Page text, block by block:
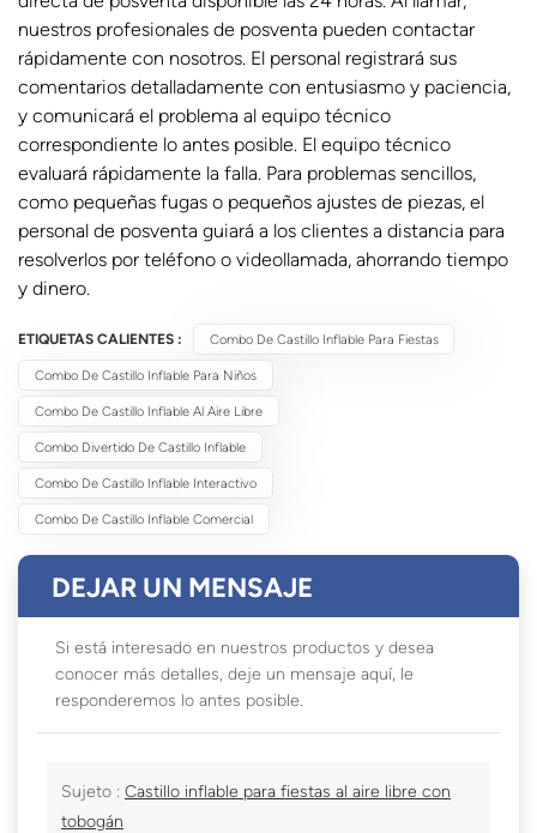
nuestros profesionales de posventa pueden contactar
rápidamente con nosotros. El personal registrará sus
comentarios detalladamente con entusiasmo y paciencia,
y comunicará el problema al equipo técnico
correspondiente lo antes posible. El equipo técnico
evaluará rápidamente la falla. Para problemas sencillos,
como pequeñas fugas o pequeños ajustes de piezas, el
personal de posventa guiará a los clientes a distancia para
resolverlos por teléfono o videollamada, ahorrando tiempo
y dinero.
ETIQUETAS CALIENTES : Combo De Castillo Inflable Para Fiestas
Combo De Castillo Inflable Para Niños
Combo De Castillo Inflable Al Aire Libre
Combo Divertido De Castillo Inflable
Combo De Castillo Inflable Interactivo
Combo De Castillo Inflable Comercial
DEJAR UN MENSAJE
Si está interesado en nuestros productos y desea
conocer más detalles, deje un mensaje aquí, le
responderemos lo antes posible.
Sujeto : Castillo inflable para fiestas al aire libre con
tobogán